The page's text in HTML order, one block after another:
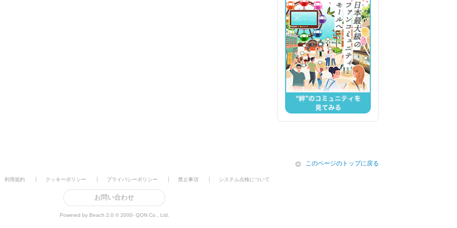
icon
このページのトップに戻る
利用規約 クッキーポリシー プライバシーポリシー 禁止事項 システム点検について
お問い合わせ
Powered by Beach 2.0 © 2000- QON Co., Ltd.